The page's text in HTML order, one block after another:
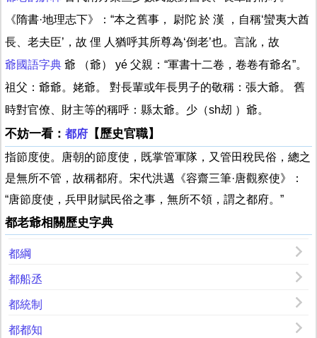
《隋書·地理志下》：“本之舊事， 尉陀 於 漢 ，自稱‘蠻夷大酋
長、老夫臣’，故 俚 人猶呼其所尊為‘倒老’也。言訛，故
爺國語字典 爺 （爺） yé 父親：“軍書十二卷，卷卷有爺名”。
祖父：爺爺。姥爺。 對長輩或年長男子的敬稱：張大爺。 舊
時對官僚、財主等的稱呼：縣太爺。少（sh刼 ）爺。
不妨一看： 都府 【歷史官職】
指節度使。唐朝的節度使，既掌管軍隊，又管田稅民俗，總之
是無所不管，故稱都府。宋代洪邁《容齋三筆·唐觀察使》：
“唐節度使，兵甲財賦民俗之事，無所不領，謂之都府。”
都老爺相關歷史字典
都綱
都船丞
都統制
都都知